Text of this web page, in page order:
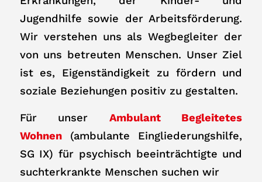
Jugendhilfe sowie der Arbeitsförderung.
Wir verstehen uns als Wegbegleiter der
von uns betreuten Menschen. Unser Ziel
ist es, Eigenständigkeit zu fördern und
soziale Beziehungen positiv zu gestalten.
Für unser Ambulant Begleitetes
Wohnen(ambulante Eingliederungshilfe,
SG IX) für psychisch beeinträchtigte und
suchterkrankte Menschen suchen wir